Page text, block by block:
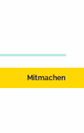
Mitmachen